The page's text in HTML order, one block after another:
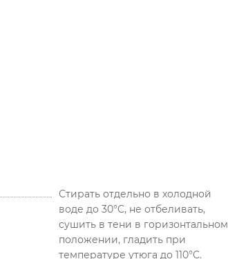
Стирать отдельно в холодной
воде до 30°C, не отбеливать,
сушить в тени в горизонтальном
положении, гладить при
температуре утюга до 110°C.